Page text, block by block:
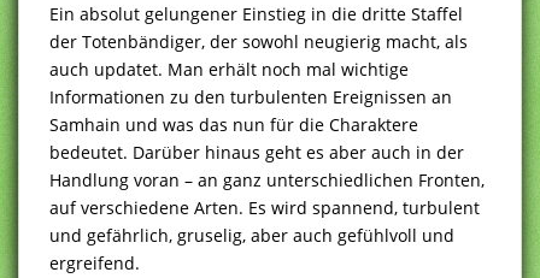
Ein absolut gelungener Einstieg in die dritte Staffel
der Totenbändiger, der sowohl neugierig macht, als
auch updatet. Man erhält noch mal wichtige
Informationen zu den turbulenten Ereignissen an
Samhain und was das nun für die Charaktere
bedeutet. Darüber hinaus geht es aber auch in der
Handlung voran – an ganz unterschiedlichen Fronten,
auf verschiedene Arten. Es wird spannend, turbulent
und gefährlich, gruselig, aber auch gefühlvoll und
ergreifend.